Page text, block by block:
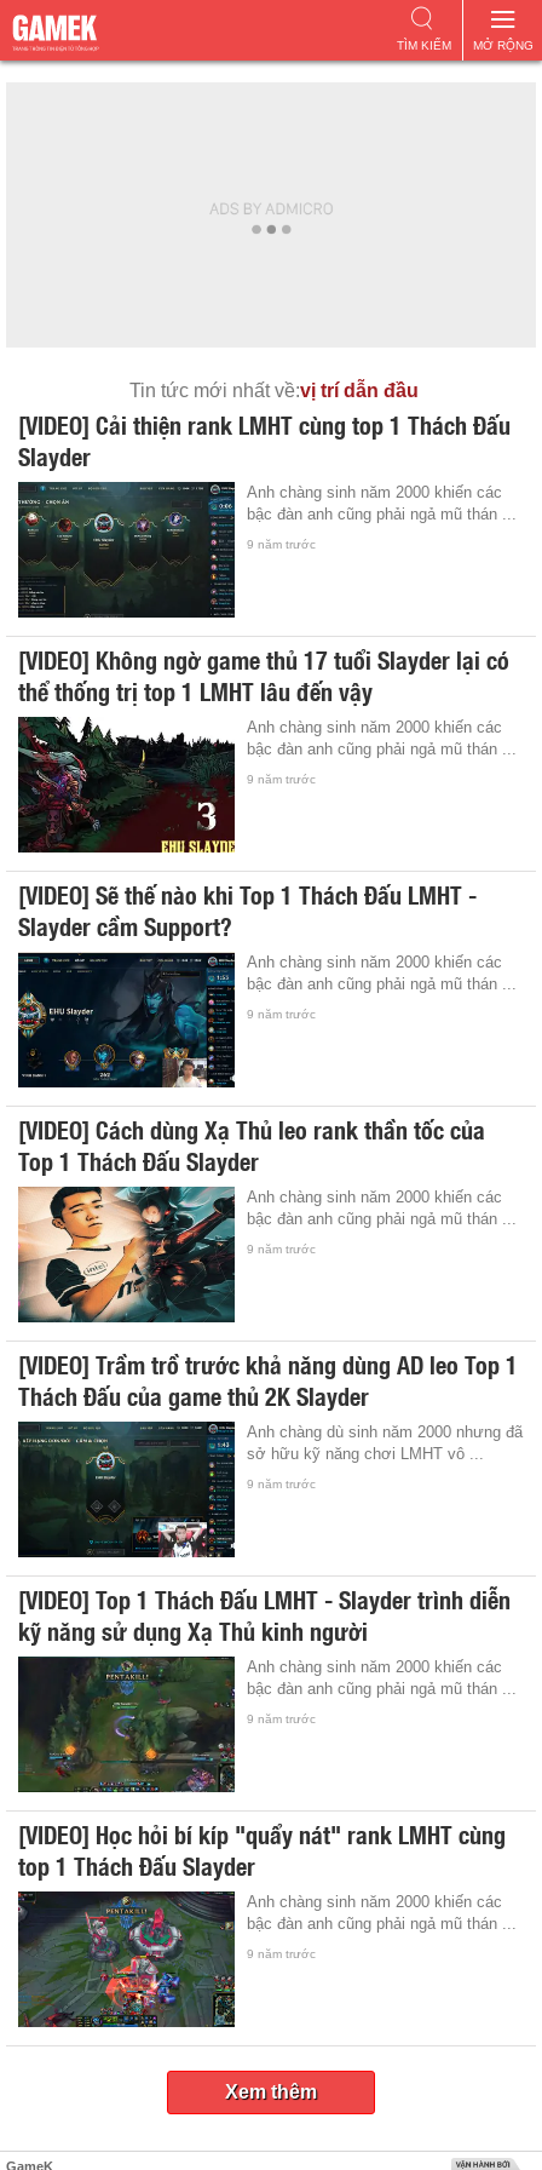
MỞ RỘNG
TÌM KIẾM
Tin tức mới nhất về:vị trí dẫn đầu
[VIDEO] Cải thiện rank LMHT cùng top 1 Thách Đấu
Slayder
Anh chàng sinh năm 2000 khiến các
bậc đàn anh cũng phải ngả mũ thán ...
9 năm trước
[VIDEO] Không ngờ game thủ 17 tuổi Slayder lại có
thể thống trị top 1 LMHT lâu đến vậy
Anh chàng sinh năm 2000 khiến các
bậc đàn anh cũng phải ngả mũ thán ...
9 năm trước
[VIDEO] Sẽ thế nào khi Top 1 Thách Đấu LMHT -
Slayder cầm Support?
Anh chàng sinh năm 2000 khiến các
bậc đàn anh cũng phải ngả mũ thán ...
9 năm trước
[VIDEO] Cách dùng Xạ Thủ leo rank thần tốc của
Top 1 Thách Đấu Slayder
Anh chàng sinh năm 2000 khiến các
bậc đàn anh cũng phải ngả mũ thán ...
9 năm trước
[VIDEO] Trầm trồ trước khả năng dùng AD leo Top 1
Thách Đấu của game thủ 2K Slayder
Anh chàng dù sinh năm 2000 nhưng đã
sở hữu kỹ năng chơi LMHT vô ...
9 năm trước
[VIDEO] Top 1 Thách Đấu LMHT - Slayder trình diễn
kỹ năng sử dụng Xạ Thủ kinh người
Anh chàng sinh năm 2000 khiến các
bậc đàn anh cũng phải ngả mũ thán ...
9 năm trước
[VIDEO] Học hỏi bí kíp "quẩy nát" rank LMHT cùng
top 1 Thách Đấu Slayder
Anh chàng sinh năm 2000 khiến các
bậc đàn anh cũng phải ngả mũ thán ...
9 năm trước
Xem thêm
GameK